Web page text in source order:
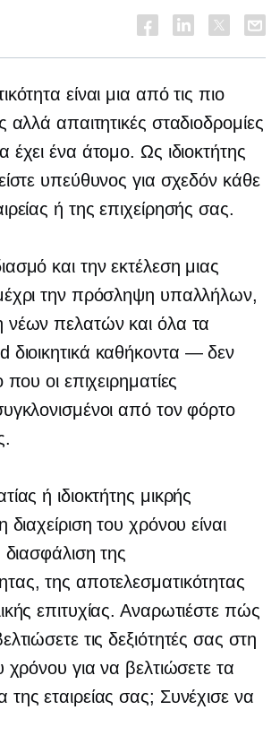
είναι μια από τις πιο
αλλά απαιτητικές σταδιοδρομίες
έχει ένα άτομο. Ως ιδιοκτήτης
υπεύθυνος για σχεδόν κάθε
ή της επιχείρησής σας.
και την εκτέλεση μιας
την πρόσληψη υπαλλήλων,
νέων πελατών και όλα τα
διοικητικά καθήκοντα — δεν
που οι επιχειρηματίες
από τον φόρτο
ή ιδιοκτήτης μικρής
διαχείριση του χρόνου είναι
διασφάλιση της
της αποτελεσματικότητας
επιτυχίας. Αναρωτιέστε πώς
τις δεξιότητές σας στη
χρόνου για να βελτιώσετε τα
της εταιρείας σας; Συνέχισε να